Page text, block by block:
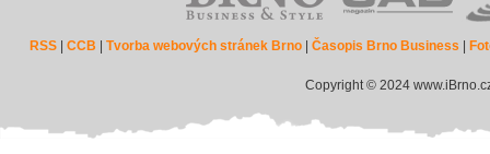
RSS |CCB |Tvorba webových stránek Brno |Časopis Brno Business
Copyright © 2024